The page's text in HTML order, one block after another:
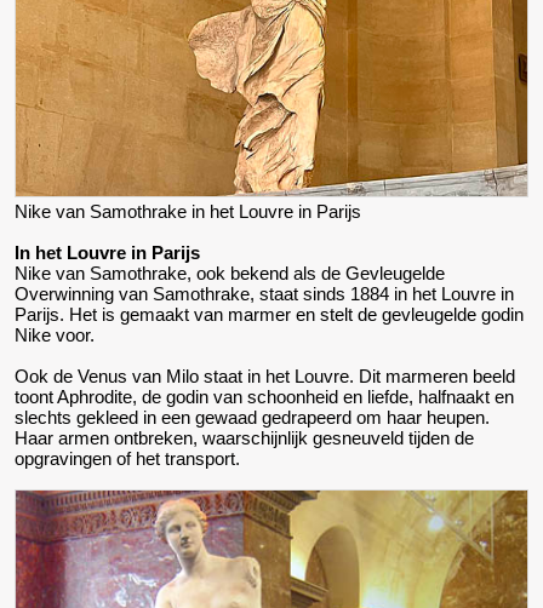
Nike van Samothrake in het Louvre in Parijs
In het Louvre in Parijs
Nike van Samothrake, ook bekend als de Gevleugelde
Overwinning van Samothrake, staat sinds 1884 in het Louvre in
Parijs. Het is gemaakt van marmer en stelt de gevleugelde godin
Nike voor.
Ook de Venus van Milo staat in het Louvre. Dit marmeren beeld
toont Aphrodite, de godin van schoonheid en liefde, halfnaakt en
slechts gekleed in een gewaad gedrapeerd om haar heupen.
Haar armen ontbreken, waarschijnlijk gesneuveld tijden de
opgravingen of het transport.